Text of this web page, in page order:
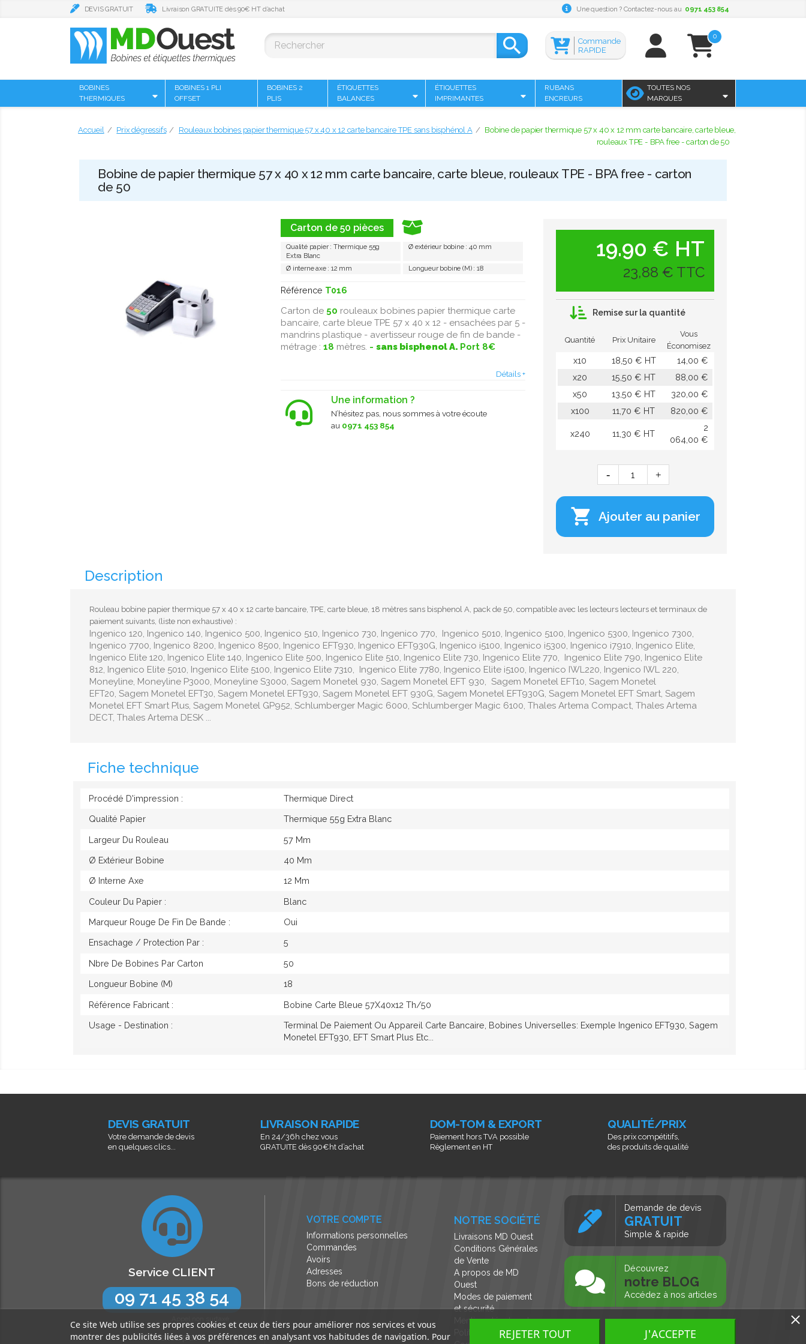
DEVIS GRATUIT Livraison GRATUITE dès 90€ HT d’achat Une question ? Contactez-nous au 0971 453 854
 0
Commande
RAPIDE
BOBINES
THERMIQUES
BOBINES 1 PLI
OFFSET
BOBINES 2
PLIS
ÉTIQUETTES
BALANCES
ÉTIQUETTES
IMPRIMANTES
RUBANS
ENCREURS
TOUTES NOS
MARQUES
Accueil Prix dégressifs Rouleaux bobines papier thermique 57 x 40 x 12 carte bancaire TPE sans bisphénol A
Bobine de papier thermique 57 x 40 x 12 mm carte bancaire, carte bleue,
rouleaux TPE - BPA free - carton de 50
Bobine de papier thermique 57 x 40 x 12 mm carte bancaire, carte bleue, rouleaux TPE - BPA free - carton
de 50
Carton de 50 pièces
Qualité papier : Thermique 55g
Extra Blanc
Ø extérieur bobine : 40 mm
Ø interne axe : 12 mm Longueur bobine (M) : 18
Référence T016
Carton de 50 rouleaux bobines papier thermique carte
bancaire, carte bleue TPE 57 x 40 x 12 - ensachées par 5 -
mandrins plastique - avertisseur rouge de fin de bande -
métrage : 18 mètres. - sans bisphenol A. Port 8€
Détails +
Une information ?
N’hésitez pas, nous sommes à votre écoute
au 0971 453 854
19.90 € HT
23,88 € TTC
Remise sur la quantité
Quantité Prix Unitaire
Vous
Économisez
x10 18,50 € HT
14,00 €
x20
15,50 € HT
88,00 €
x50
13,50 € HT
320,00 €
x100
11,70 € HT 820,00 €
x240 11,30 € HT
2
064,00 €
 Ajouter au panier
Description
Rouleau bobine papier thermique 57 x 40 x 12 carte bancaire, TPE, carte bleue, 18 mètres sans bisphenol A, pack de 50, compatible avec les lecteurs lecteurs et terminaux de
paiement suivants, (liste non exhaustive) :
Ingenico 120, Ingenico 140, Ingenico 500, Ingenico 510, Ingenico 730, Ingenico 770, Ingenico 5010, Ingenico 5100, Ingenico 5300, Ingenico 7300,
Ingenico 7700, Ingenico 8200, Ingenico 8500, Ingenico EFT930, Ingenico EFT930G, Ingenico i5100, Ingenico i5300, Ingenico i7910, Ingenico Elite,
Ingenico Elite 120, Ingenico Elite 140, Ingenico Elite 500, Ingenico Elite 510, Ingenico Elite 730, Ingenico Elite 770, Ingenico Elite 790, Ingenico Elite
812, Ingenico Elite 5010, Ingenico Elite 5100, Ingenico Elite 7310, Ingenico Elite 7780, Ingenico Elite i5100, Ingenico IWL220, Ingenico IWL 220,
Moneyline, Moneyline P3000, Moneyline S3000, Sagem Monetel 930, Sagem Monetel EFT 930, Sagem Monetel EFT10, Sagem Monetel
EFT20, Sagem Monetel EFT30, Sagem Monetel EFT930, Sagem Monetel EFT 930G, Sagem Monetel EFT930G, Sagem Monetel EFT Smart, Sagem
Monetel EFT Smart Plus, Sagem Monetel GP952, Schlumberger Magic 6000, Schlumberger Magic 6100, Thales Artema Compact, Thales Artema
DECT, Thales Artema DESK ...
Fiche technique
Procédé D'impression : Thermique Direct
Qualité Papier Thermique 55g Extra Blanc
Largeur Du Rouleau 57 Mm
Ø Extérieur Bobine 40 Mm
Ø Interne Axe 12 Mm
Couleur Du Papier : Blanc
Marqueur Rouge De Fin De Bande : Oui
Ensachage / Protection Par : 5
Nbre De Bobines Par Carton 50
Longueur Bobine (M) 18
Référence Fabricant : Bobine Carte Bleue 57X40x12 Th/50
Usage - Destination :
Terminal De Paiement Ou Appareil Carte Bancaire, Bobines Universelles: Exemple Ingenico EFT930, Sagem
Monetel EFT930, EFT Smart Plus Etc...
DEVIS GRATUIT
Votre demande de devis
en quelques clics...
LIVRAISON RAPIDE
En 24/36h chez vous
GRATUITE dès 90€ht d’achat
DOM-TOM & EXPORT
Paiement hors TVA possible
Règlement en HT
QUALITÉ/PRIX
Des prix compétitifs,
des produits de qualité
NOTRE SOCIÉTÉ
Livraisons MD Ouest
Conditions Générales
de Vente
A propos de MD
Ouest
Modes de paiement
et sécurité
Mentions légales et
Politique de
VOTRE COMPTE
Informations personnelles
Commandes
Avoirs
Adresses
Bons de réduction
Service CLIENT
09 71 45 38 54
N’hésitez pas !
Demande de devis
GRATUIT
Simple & rapide
Découvrez
notre BLOG
Accédez à nos articles
Ce site Web utilise ses propres cookies et ceux de tiers pour améliorer nos services et vous
montrer des publicités liées à vos préférences en analysant vos habitudes de navigation. Pour
REJETER TOUT J'ACCEPTE